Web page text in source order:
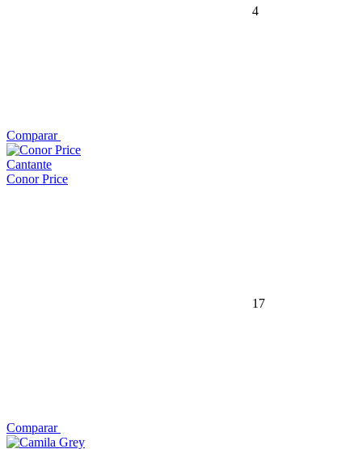
4
Comparar
Cantante
Conor Price
17
Comparar